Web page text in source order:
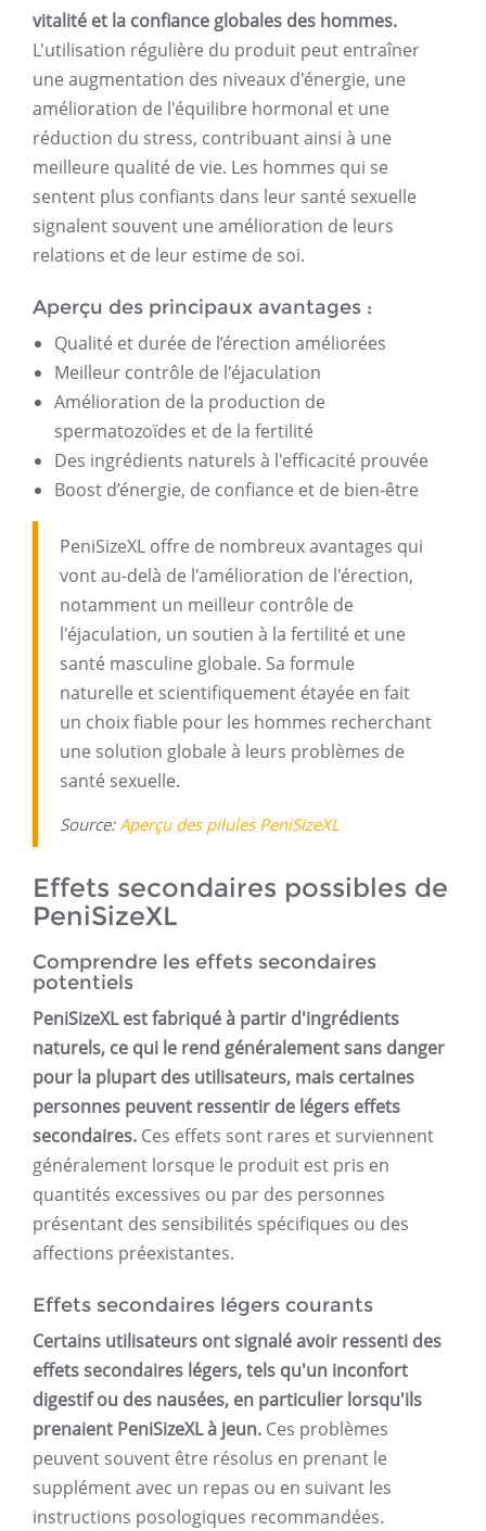
vitalité et la confiance globales des hommes.
L'utilisation régulière du produit peut entraîner
une augmentation des niveaux d'énergie, une
amélioration de l'équilibre hormonal et une
réduction du stress, contribuant ainsi à une
meilleure qualité de vie. Les hommes qui se
sentent plus confiants dans leur santé sexuelle
signalent souvent une amélioration de leurs
relations et de leur estime de soi.
Aperçu des principaux avantages :
Qualité et durée de l’érection améliorées
Meilleur contrôle de l'éjaculation
Amélioration de la production de
spermatozoïdes et de la fertilité
Des ingrédients naturels à l'efficacité prouvée
Boost d’énergie, de confiance et de bien-être
PeniSizeXL offre de nombreux avantages qui
vont au-delà de l'amélioration de l'érection,
notamment un meilleur contrôle de
l'éjaculation, un soutien à la fertilité et une
santé masculine globale. Sa formule
naturelle et scientifiquement étayée en fait
un choix fiable pour les hommes recherchant
une solution globale à leurs problèmes de
santé sexuelle.
Source:Aperçu des pilules PeniSizeXL
Effets secondaires possibles de
PeniSizeXL
Comprendre les effets secondaires
potentiels
PeniSizeXL est fabriqué à partir d'ingrédients
naturels, ce qui le rend généralement sans danger
pour la plupart des utilisateurs, mais certaines
personnes peuvent ressentir de légers effets
secondaires. Ces effets sont rares et surviennent
généralement lorsque le produit est pris en
quantités excessives ou par des personnes
présentant des sensibilités spécifiques ou des
affections préexistantes.
Effets secondaires légers courants
Certains utilisateurs ont signalé avoir ressenti des
effets secondaires légers, tels qu'un inconfort
digestif ou des nausées, en particulier lorsqu'ils
prenaient PeniSizeXL à jeun. Ces problèmes
peuvent souvent être résolus en prenant le
supplément avec un repas ou en suivant les
instructions posologiques recommandées.